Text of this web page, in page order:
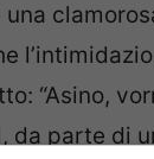
“Asino,
da parte di